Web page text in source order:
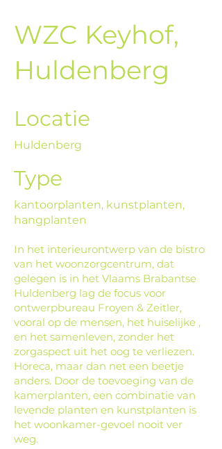
WZC Keyhof,
Huldenberg
Locatie
Huldenberg
Type
kantoorplanten, kunstplanten,
hangplanten
In het interieurontwerp van de bistro
van het woonzorgcentrum, dat
gelegen is in het Vlaams Brabantse
Huldenberg lag de focus voor
ontwerpbureau Froyen & Zeitler,
vooral op de mensen, het huiselijke ,
en het samenleven, zonder het
zorgaspect uit het oog te verliezen.
Horeca, maar dan net een beetje
anders. Door de toevoeging van de
kamerplanten, een combinatie van
levende planten en kunstplanten is
het woonkamer-gevoel nooit ver
weg.